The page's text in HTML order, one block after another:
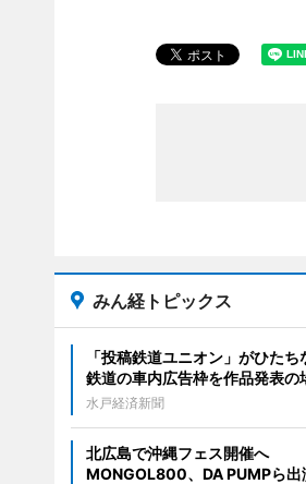
みん経トピックス
「投稿鉄道ユニオン」がひたち
鉄道の車内広告枠を作品発表
水戸経済新聞
北広島で沖縄フェス開催へ
MONGOL800、DA PUMPら出